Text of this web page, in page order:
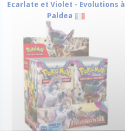
Ecarlate et Violet - Evolutions à
Paldea